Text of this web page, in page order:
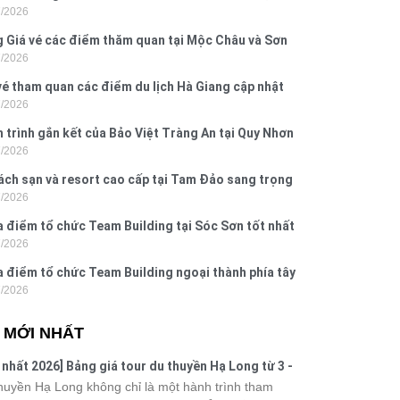
Đồ Sơn
2026
Giá vé các điểm thăm quan tại Mộc Châu và Sơn
2026
tham quan các điểm du lịch Hà Giang cập nhật
2026
trình gắn kết của Bảo Việt Tràng An tại Quy Nhơn
Yên
2026
sạn và resort cao cấp tại Tam Đảo sang trọng
2026
điểm tổ chức Team Building tại Sóc Sơn tốt nhất
2026
điểm tổ chức Team Building ngoại thành phía tây
2026
MỚI NHẤT
nhất 2026] Bảng giá tour du thuyền Hạ Long từ 3 -
Hạ Long không chỉ là một hành trình tham